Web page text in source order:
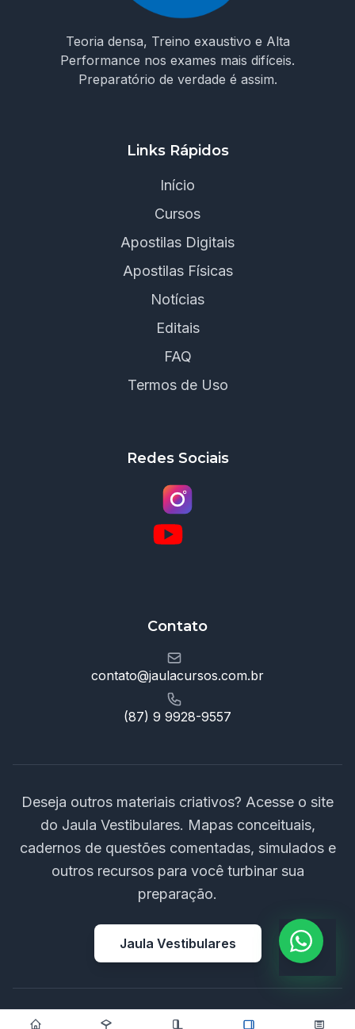
Teoria densa, Treino exaustivo e Alta
Performance nos exames mais difíceis.
Preparatório de verdade é assim.
Links Rápidos
Início
Cursos
Apostilas Digitais
Apostilas Físicas
Notícias
Editais
FAQ
Termos de Uso
Redes Sociais
Contato
contato@jaulacursos.com.br
(87) 9 9928-9557
Deseja outros materiais criativos? Acesse o site
do Jaula Vestibulares. Mapas conceituais,
cadernos de questões comentadas, simulados e
outros recursos para você turbinar sua
preparação.
Jaula Vestibulares
© 2026 Jaula Cursos Ne LTDA. Todos os direitos